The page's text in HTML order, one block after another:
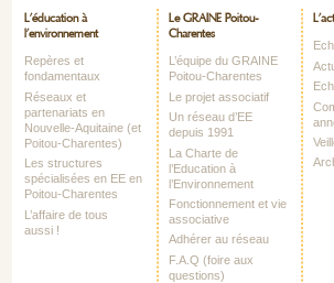
L’éducation à
l’environnement
Repères et
fondamentaux
Réseaux et
partenariats en
Nouvelle-Aquitaine (et
Poitou-Charentes)
Les structures
spécialisées en EE en
Poitou-Charentes
L’affaire de tous
aussi !
Le GRAINE Poitou-
Charentes
L’équipe du GRAINE
Poitou-Charentes
Le projet associatif
Un réseau d’EE
depuis 1991
La Charte de
l’Education à
l’Environnement
Fonctionnement et vie
associative
Adhérer au réseau
F.A.Q (foire aux
questions)